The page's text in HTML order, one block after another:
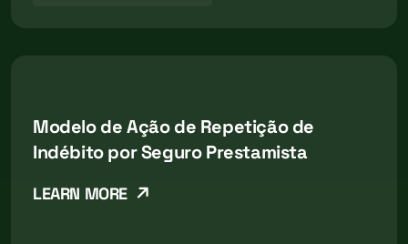
Modelo de Ação de Repetição de
Indébito por Seguro Prestamista
LEARN MORE